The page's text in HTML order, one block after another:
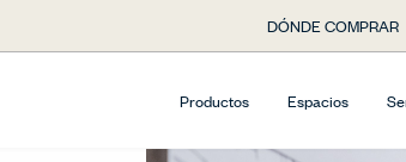
DÓNDE COMPRAR
Productos Espacios